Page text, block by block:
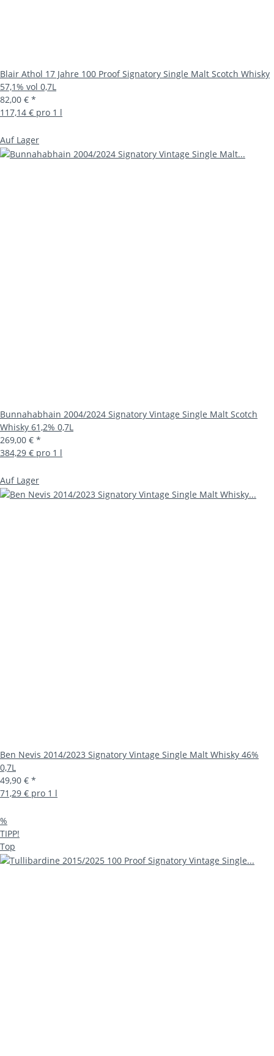
Blair Athol 17 Jahre 100 Proof Signatory Single Malt Scotch Whisky
57,1% vol 0,7L
82,00 € *
117,14 € pro 1 l
Auf Lager
Bunnahabhain 2004/2024 Signatory Vintage Single Malt Scotch
Whisky 61,2% 0,7L
269,00 € *
384,29 € pro 1 l
Auf Lager
Ben Nevis 2014/2023 Signatory Vintage Single Malt Whisky 46%
0,7L
49,90 € *
71,29 € pro 1 l
%
TIPP!
Top